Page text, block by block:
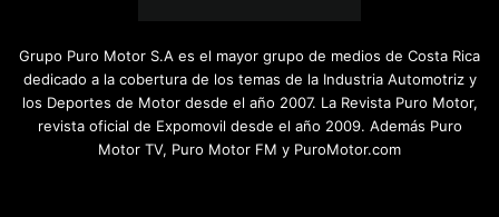
Grupo Puro Motor S.A es el mayor grupo de medios de Costa Rica
dedicado a la cobertura de los temas de la Industria Automotriz y
los Deportes de Motor desde el año 2007. La Revista Puro Motor,
revista oficial de Expomovil desde el año 2009. Además Puro
Motor TV, Puro Motor FM y PuroMotor.com